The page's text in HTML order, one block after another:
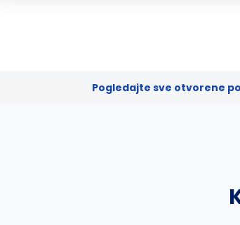
Pogledajte sve otvorene